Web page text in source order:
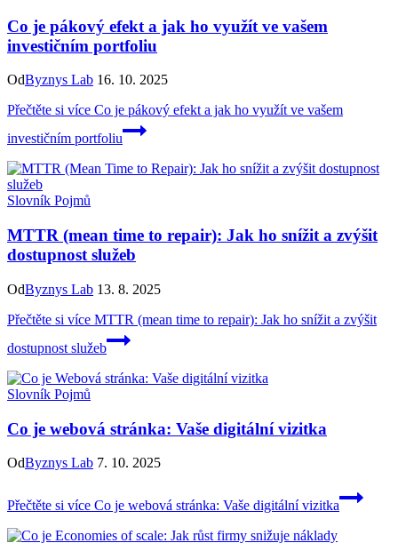
Co je pákový efekt a jak ho využít ve vašem
investičním portfoliu
OdByznys Lab 16. 10. 2025
Přečtěte si více Co je pákový efekt a jak ho využít ve vašem
investičním portfoliu
Slovník Pojmů
MTTR (mean time to repair): Jak ho snížit a zvýšit
dostupnost služeb
OdByznys Lab 13. 8. 2025
Přečtěte si více MTTR (mean time to repair): Jak ho snížit a zvýšit
dostupnost služeb
Slovník Pojmů
Co je webová stránka: Vaše digitální vizitka
OdByznys Lab 7. 10. 2025
Přečtěte si více Co je webová stránka: Vaše digitální vizitka